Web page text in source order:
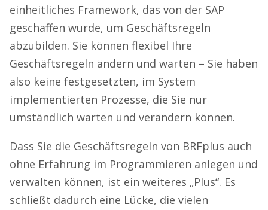
einheitliches Framework, das von der SAP
geschaffen wurde, um Geschäftsregeln
abzubilden. Sie können flexibel Ihre
Geschäftsregeln ändern und warten – Sie haben
also keine festgesetzten, im System
implementierten Prozesse, die Sie nur
umständlich warten und verändern können.
Dass Sie die Geschäftsregeln von BRFplus auch
ohne Erfahrung im Programmieren anlegen und
verwalten können, ist ein weiteres „Plus“. Es
schließt dadurch eine Lücke, die vielen